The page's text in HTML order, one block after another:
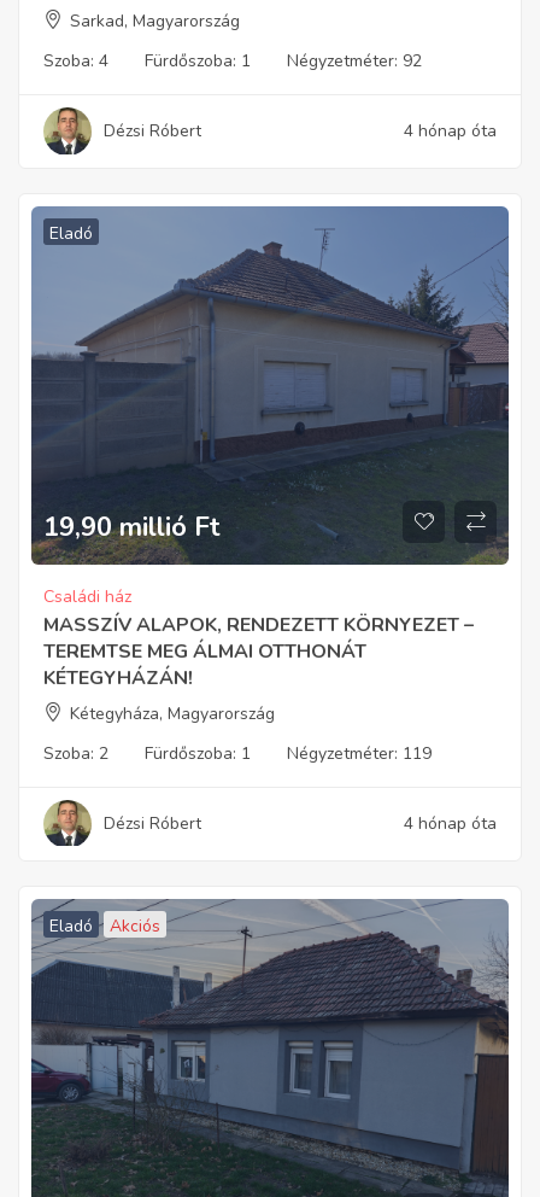
Sarkad, Magyarország
Szoba: 4 Fürdőszoba: 1 Négyzetméter: 92
Dézsi Róbert 4 hónap óta
Eladó
19,90 millió Ft
Családi ház
MASSZÍV ALAPOK, RENDEZETT KÖRNYEZET –
TEREMTSE MEG ÁLMAI OTTHONÁT
KÉTEGYHÁZÁN!
Kétegyháza, Magyarország
Szoba: 2 Fürdőszoba: 1 Négyzetméter: 119
Dézsi Róbert 4 hónap óta
Eladó Akciós